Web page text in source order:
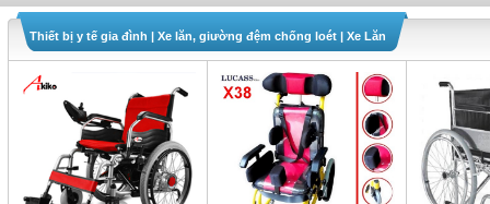
Thiết bị y tế gia đình | Xe lăn, giường đệm chống loét | Xe Lăn